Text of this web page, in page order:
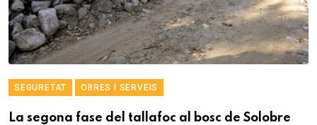
SEGURETAT OBRES I SERVEIS
La segona fase del tallafoc al bosc de Solobre